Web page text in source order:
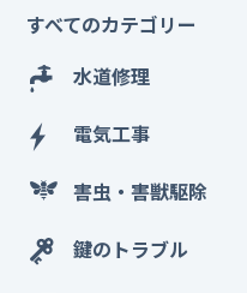
すべてのカテゴリー
水道修理
電気工事
害虫・害獣駆除
鍵のトラブル